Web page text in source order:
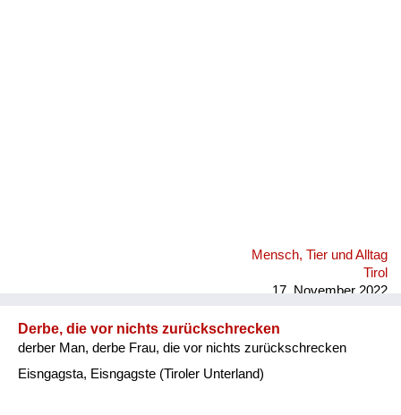
Mensch, Tier und Alltag
Tirol
17. November 2022
Derbe, die vor nichts zurückschrecken
derber Man, derbe Frau, die vor nichts zurückschrecken
Eisngagsta, Eisngagste (Tiroler Unterland)